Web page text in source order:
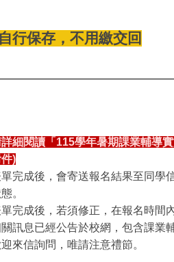
行保存，不用繳交回
細閱讀「115學年暑期課業輔導
件)
完成後，會寄送報名結果至同學
。
完成後，若須修正，在報名時間
訊息已經公告於校網，包含課業
來信詢問，唯請注意禮節。